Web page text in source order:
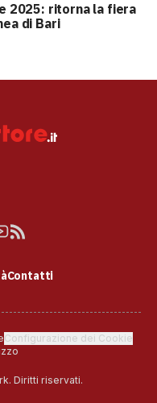
2025: ritorna la fiera
di Bari
Contatti
Configurazione dei Cookie
Diritti riservati.